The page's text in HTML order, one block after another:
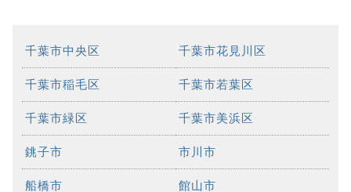
千葉市中央区 千葉市花見川区
千葉市稲毛区 千葉市若葉区
千葉市緑区 千葉市美浜区
銚子市 市川市
船橋市 館山市